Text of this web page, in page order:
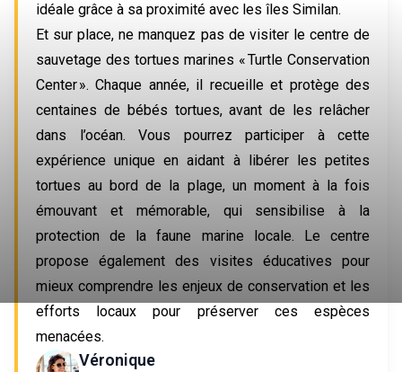
idéale grâce à sa proximité avec les îles Similan.
Et sur place, ne manquez pas de visiter le centre de
sauvetage des tortues marines « Turtle Conservation
Center ». Chaque année, il recueille et protège des
centaines de bébés tortues, avant de les relâcher
dans l’océan. Vous pourrez participer à cette
expérience unique en aidant à libérer les petites
tortues au bord de la plage, un moment à la fois
émouvant et mémorable, qui sensibilise à la
protection de la faune marine locale. Le centre
propose également des visites éducatives pour
mieux comprendre les enjeux de conservation et les
efforts locaux pour préserver ces espèces
menacées.
Véronique